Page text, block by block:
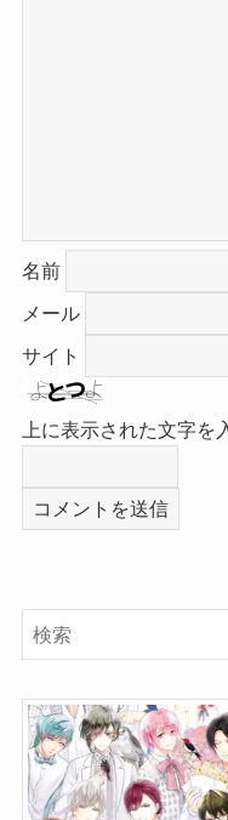
名前
メール
サイト
上に表示された文字を